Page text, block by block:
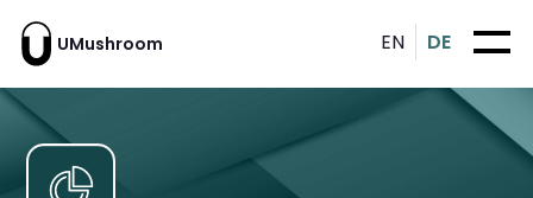
UMushroom EN DE